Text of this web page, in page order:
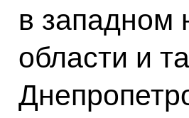
в западном
области и